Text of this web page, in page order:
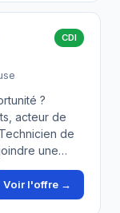
CDI
?
acteur de
de
une…
Voir l'offre →